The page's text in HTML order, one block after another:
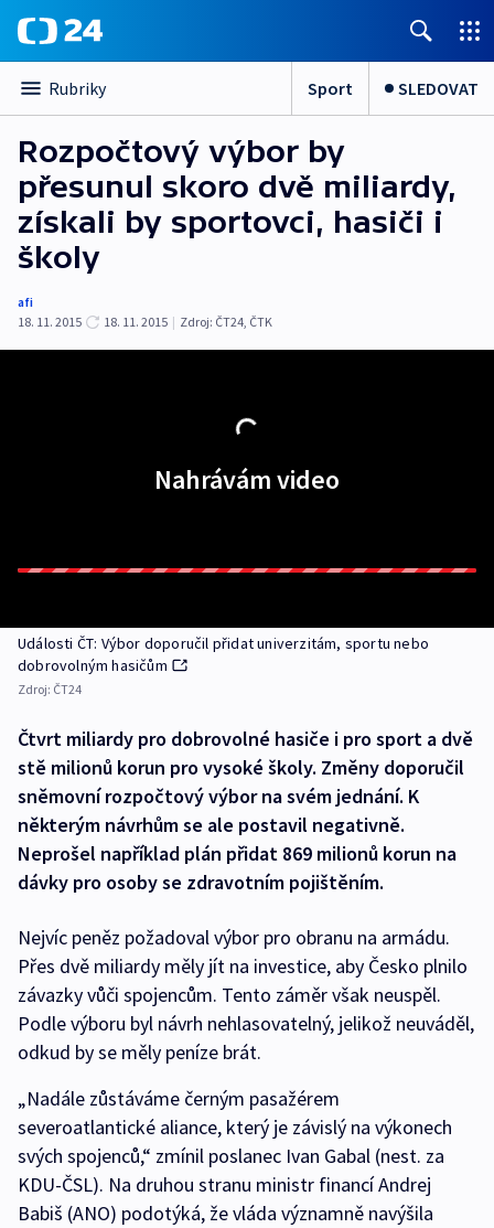
Rubriky Sport SLEDOVAT
Rozpočtový výbor by
přesunul skoro dvě miliardy,
získali by sportovci, hasiči i
školy
afi
18. 11. 2015
18. 11. 2015 | Zdroj: ČT24, ČTK
Nahrávám video
Události ČT: Výbor doporučil přidat univerzitám, sportu nebo
dobrovolným hasičům
Zdroj: ČT24
Čtvrt miliardy pro dobrovolné hasiče i pro sport a dvě
stě milionů korun pro vysoké školy. Změny doporučil
sněmovní rozpočtový výbor na svém jednání. K
některým návrhům se ale postavil negativně.
Neprošel například plán přidat 869 milionů korun na
dávky pro osoby se zdravotním pojištěním.
Nejvíc peněz požadoval výbor pro obranu na armádu.
Přes dvě miliardy měly jít na investice, aby Česko plnilo
závazky vůči spojencům. Tento záměr však neuspěl.
Podle výboru byl návrh nehlasovatelný, jelikož neuváděl,
odkud by se měly peníze brát.
„Nadále zůstáváme černým pasažérem
severoatlantické aliance, který je závislý na výkonech
svých spojenců,“ zmínil poslanec Ivan Gabal (nest. za
KDU-ČSL). Na druhou stranu ministr financí Andrej
Babiš (ANO) podotýká, že vláda významně navýšila